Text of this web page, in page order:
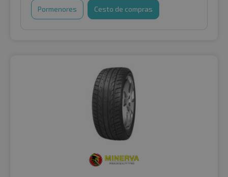
Pormenores Cesto de compras